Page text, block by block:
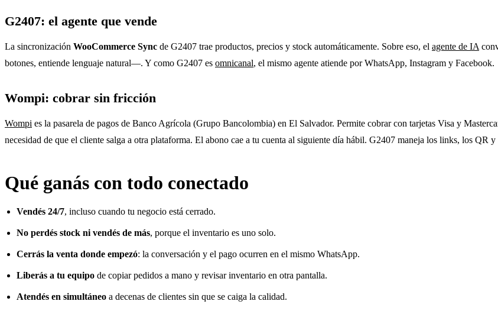
G2407: el agente que vende
La sincronización WooCommerce Sync de G2407 trae productos, precios y stock automáticamente. Sobre eso, el agente de IA
botones, entiende lenguaje natural—. Y como G2407 es omnicanal, el mismo agente atiende por WhatsApp, Instagram y Facebook.
Wompi: cobrar sin fricción
Wompi es la pasarela de pagos de Banco Agrícola (Grupo Bancolombia) en El Salvador. Permite cobrar con tarjetas Visa y
necesidad de que el cliente salga a otra plataforma. El abono cae a tu cuenta al siguiente día hábil. G2407 maneja los links, los QR
Qué ganás con todo conectado
Vendés 24/7, incluso cuando tu negocio está cerrado.
No perdés stock ni vendés de más, porque el inventario es uno solo.
Cerrás la venta donde empezó: la conversación y el pago ocurren en el mismo WhatsApp.
Liberás a tu equipo de copiar pedidos a mano y revisar inventario en otra pantalla.
Atendés en simultáneo a decenas de clientes sin que se caiga la calidad.